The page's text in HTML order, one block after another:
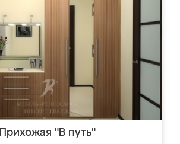
Прихожая "В путь"